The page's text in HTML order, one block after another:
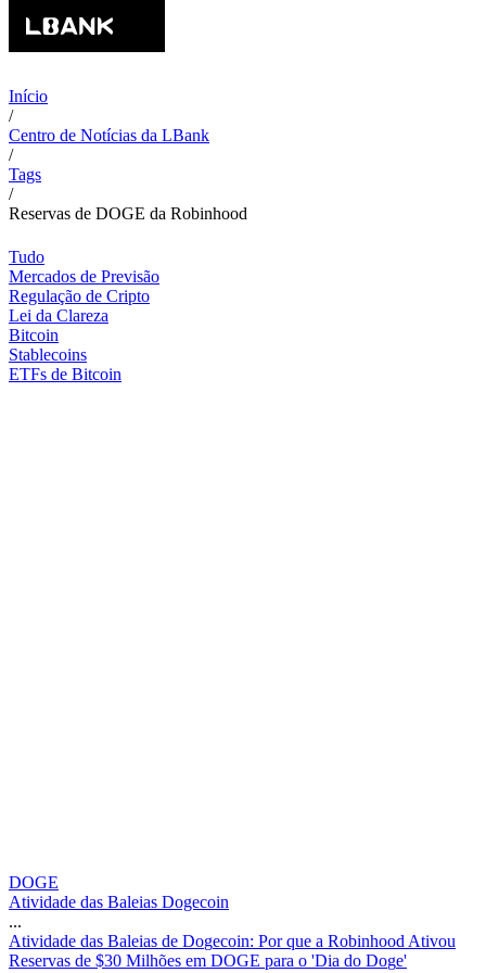
Início
/
Centro de Notícias da LBank
/
Tags
/
Reservas de DOGE da Robinhood
Tudo
Mercados de Previsão
Regulação de Cripto
Lei da Clareza
Bitcoin
Stablecoins
ETFs de Bitcoin
DOGE
Atividade das Baleias Dogecoin
...
Atividade das Baleias de Dogecoin: Por que a Robinhood Ativou
Reservas de $30 Milhões em DOGE para o 'Dia do Doge'